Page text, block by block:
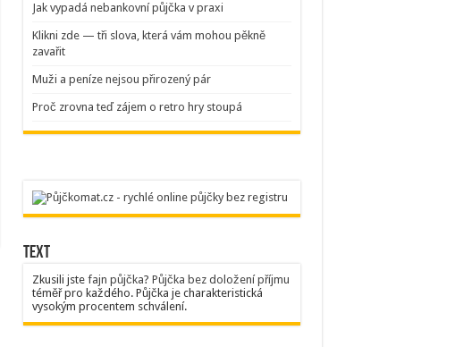
Jak vypadá nebankovní půjčka v praxi
Klikni zde — tři slova, která vám mohou pěkně
zavařit
Muži a peníze nejsou přirozený pár
Proč zrovna teď zájem o retro hry stoupá
Text
Zkusili jste fajn půjčka? Půjčka bez doložení příjmu
téměř pro každého. Půjčka je charakteristická
vysokým procentem schválení.